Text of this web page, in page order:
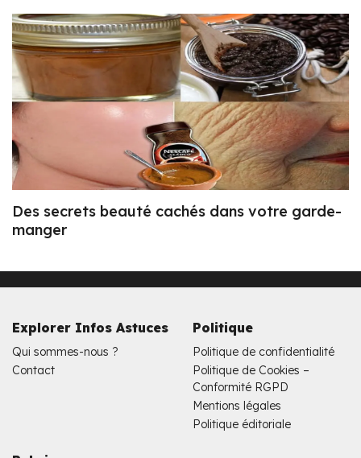
Des secrets beauté cachés dans votre garde-
manger
Explorer Infos Astuces
Qui sommes-nous ?
Contact
Politique
Politique de confidentialité
Politique de Cookies –
Conformité RGPD
Mentions légales
Politique éditoriale